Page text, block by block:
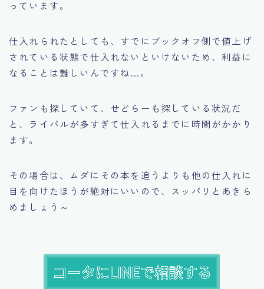
っています。
仕入れられたとしても、すでにブックオフ側で値上げ
されている状態で仕入れないといけないため、利益に
なることは難しいんですね…。
ファンも探していて、せどらーも探している状況だ
と、ライバルが多すぎて仕入れるまでに時間がかかり
ます。
その場合は、ムダにその本を追うよりも他の仕入れに
目を向けたほうが絶対にいいので、スッパリとあきら
めましょう～